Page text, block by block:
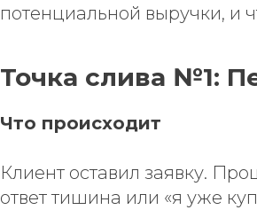
потенциальной выручки, и
Точка слива №1:
Что происходит
Клиент оставил заявку.
ответ тишина или «я уже